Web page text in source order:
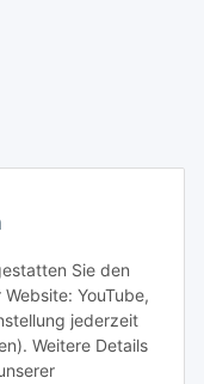
Sie den
YouTube,
jederzeit
Weitere Details